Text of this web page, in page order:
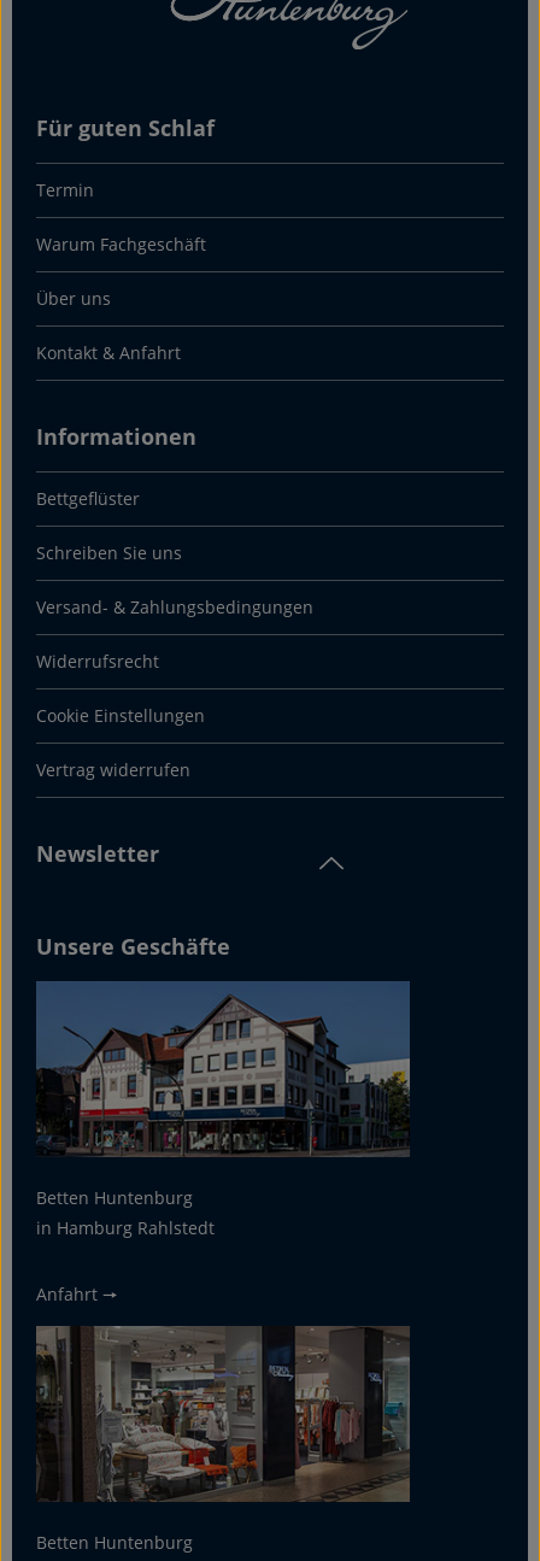
Für guten Schlaf
Termin
Warum Fachgeschäft
Über uns
Kontakt & Anfahrt
Informationen
Bettgeflüster
Schreiben Sie uns
Versand- & Zahlungsbedingungen
Widerrufsrecht
Cookie Einstellungen
Vertrag widerrufen
Newsletter
Unsere Geschäfte
Betten Huntenburg
in Hamburg Rahlstedt
Anfahrt 🠖
Betten Huntenburg